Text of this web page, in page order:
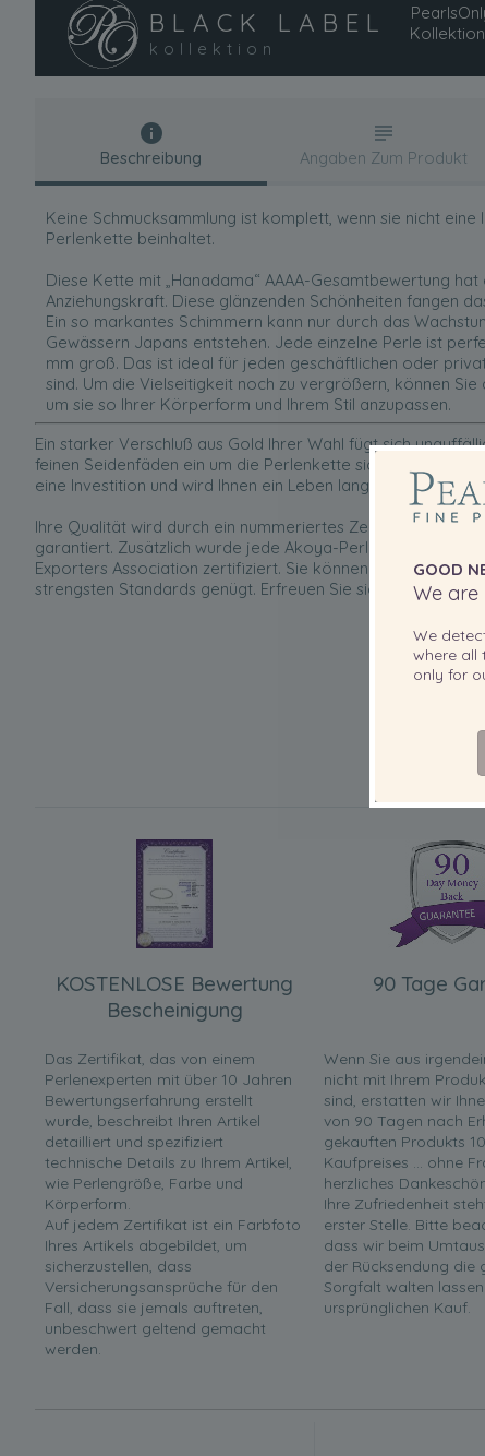
BLACK LABEL
kollektion
Beschreibung
Keine Schmucksammlung ist komplett, wenn sie nicht
Perlenkette beinhaltet.
Diese Kette mit „Hanadama“ AAAA-Gesamtbewertung
Anziehungskraft. Diese glänzenden Schönheiten fangen
Ein so markantes Schimmern kann nur durch das
Gewässern Japans entstehen. Jede einzelne Perle ist
mm groß. Das ist ideal für jeden geschäftlichen oder
sind. Um die Vielseitigkeit noch zu vergrößern, können
um sie so Ihrer Körperform und Ihrem Stil anzupassen.
Ein starker Verschluß aus Gold Ihrer Wahl fügt sich
feinen Seidenfäden ein um die Perlenkette sicher am
eine Investition und wird Ihnen ein Leben lang Freude
Ihre Qualität wird durch ein nummeriertes Zertifikat vom
garantiert. Zusätzlich wurde jede Akoya-Perle aber auch
Exporters Association zertifiziert. Sie können Sie sicher sein,
strengsten Standards genügt. Erfreuen Sie sich der feinsten
Angaben Zum Produkt
KOSTENLOSE Bewertung
Bescheinigung
Das Zertifikat, das von einem
Perlenexperten mit über 10 Jahren
Bewertungserfahrung erstellt
wurde, beschreibt Ihren Artikel
detailliert und spezifiziert
technische Details zu Ihrem Artikel,
wie Perlengröße, Farbe und
Körperform.
Auf jedem Zertifikat ist ein Farbfoto
Ihres Artikels abgebildet, um
sicherzustellen, dass
Versicherungsansprüche für den
Fall, dass sie jemals auftreten,
unbeschwert geltend gemacht
werden.
90 Tage
Wenn Sie aus
nicht mit Ihrem
sind, erstatten wir
von 90 Tagen nach
gekauften Produkts
Kaufpreises ... ohne
herzliches
Ihre Zufriedenheit
erster Stelle. Bitte
dass wir beim
der Rücksendung die
Sorgfalt walten
ursprünglichen Kauf.
GOOD
We are
We
where all
only for